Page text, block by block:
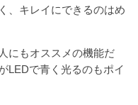
、キレイにできるのはめ
にもオススメの機能だ
LEDで青く光るのもポイ